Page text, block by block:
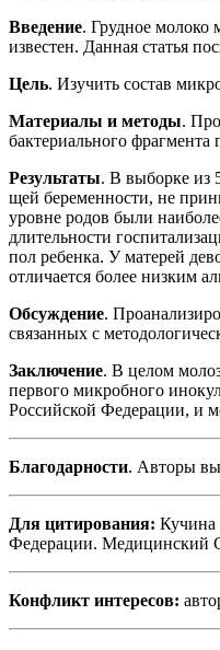
Введение. Грудное молоко
известен. Данная статья
Цель. Изучить состав
Материалы и методы.
бактериального
Результаты. В выборке из
щей беременности, не
уровне родов были
длительности
пол ребенка. У матерей
отличается более низким
Обсуждение.
связанных с
Заключение. В целом
первого микробного
Российской Федерации, и
Благодарности. Авторы
Для цитирования:
Федерации. Медицинский
Конфликт интересов: